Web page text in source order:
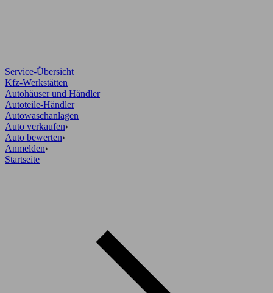
Service-Übersicht
Kfz-Werkstätten
Autohäuser und Händler
Autoteile-Händler
Autowaschanlagen
Auto verkaufen›
Auto bewerten›
Anmelden›
Startseite